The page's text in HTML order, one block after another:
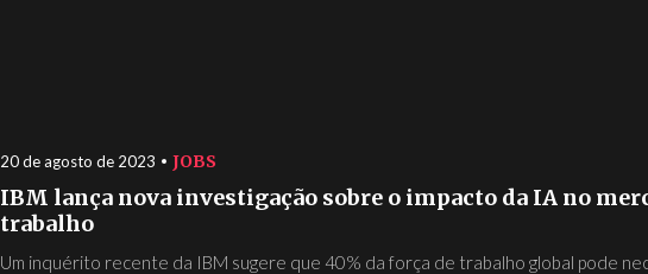
20 de agosto de 2023 JOBS
IBM lança nova investigação sobre o impacto da IA no
trabalho
Um inquérito recente da IBM sugere que 40% da força de trabalho global pode